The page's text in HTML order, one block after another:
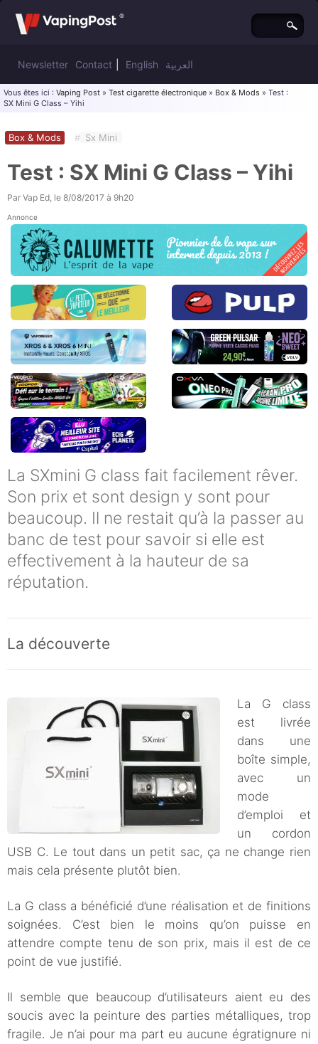
Newsletter Contact English العربية
Vous êtes ici : Vaping Post » Test cigarette électronique » Box & Mods » Test :
SX Mini G Class – Yihi
Box & Mods # Sx Mini
Test : SX Mini G Class – Yihi
Par Vap Ed, le 8/08/2017 à 9h20
Annonce
La SXmini G class fait facilement rêver.
Son prix et sont design y sont pour
beaucoup. Il ne restait qu’à la passer au
banc de test pour savoir si elle est
effectivement à la hauteur de sa
réputation.
La découverte
La G class
est livrée
dans une
boîte simple,
avec un
mode
d’emploi et
un cordon
USB C. Le tout dans un petit sac, ça ne change rien
mais cela présente plutôt bien.
La G class a bénéficié d’une réalisation et de finitions
soignées. C’est bien le moins qu’on puisse en
attendre compte tenu de son prix, mais il est de ce
point de vue justifié.
Il semble que beaucoup d’utilisateurs aient eu des
soucis avec la peinture des parties métalliques, trop
fragile. Je n’ai pour ma part eu aucune égratignure ni